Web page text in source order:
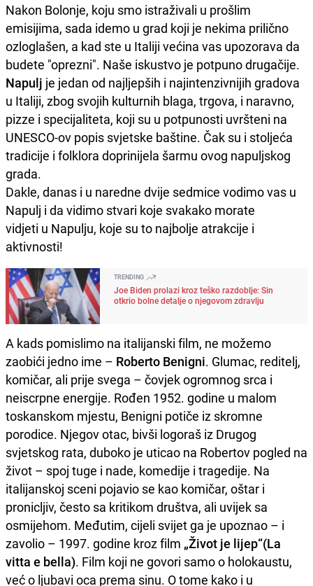
Nakon Bolonje, koju smo istraživali u prošlim
emisijima, sada idemo u grad koji je nekima prilično
ozloglašen, a kad ste u Italiji većina vas upozorava da
budete "oprezni". Naše iskustvo je potpuno drugačije.
Napulj je jedan od najljepših i najintenzivnijih gradova
u Italiji, zbog svojih kulturnih blaga, trgova, i naravno,
pizze i specijaliteta, koji su u potpunosti uvršteni na
UNESCO-ov popis svjetske baštine. Čak su i stoljeća
tradicije i folklora doprinijela šarmu ovog napuljskog
grada.
Dakle, danas i u naredne dvije sedmice vodimo vas u
Napulj i da vidimo stvari koje svakako morate
vidjeti u Napulju, koje su to najbolje atrakcije i
aktivnosti!
TRENDING
Joe Biden prolazi kroz teško razdoblje: Sin
otkrio bolne detalje o njegovom zdravlju
A kads pomislimo na italijanski film, ne možemo
zaobići jedno ime – Roberto Benigni. Glumac, reditelj,
komičar, ali prije svega – čovjek ogromnog srca i
neiscrpne energije. Rođen 1952. godine u malom
toskanskom mjestu, Benigni potiče iz skromne
porodice. Njegov otac, bivši logoraš iz Drugog
svjetskog rata, duboko je uticao na Robertov pogled na
život – spoj tuge i nade, komedije i tragedije. Na
italijanskoj sceni pojavio se kao komičar, oštar i
pronicljiv, često sa kritikom društva, ali uvijek sa
osmijehom. Međutim, cijeli svijet ga je upoznao – i
zavolio – 1997. godine kroz film „Život je lijep“(La
vitta e bella). Film koji ne govori samo o holokaustu,
već o ljubavi oca prema sinu. O tome kako i u